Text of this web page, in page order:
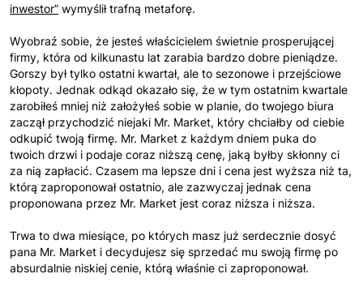
inwestor” wymyślił trafną metaforę.
Wyobraź sobie, że jesteś właścicielem świetnie prosperującej
firmy, która od kilkunastu lat zarabia bardzo dobre pieniądze.
Gorszy był tylko ostatni kwartał, ale to sezonowe i przejściowe
kłopoty. Jednak odkąd okazało się, że w tym ostatnim kwartale
zarobiłeś mniej niż założyłeś sobie w planie, do twojego biura
zaczął przychodzić niejaki Mr. Market, który chciałby od ciebie
odkupić twoją firmę. Mr. Market z każdym dniem puka do
twoich drzwi i podaje coraz niższą cenę, jaką byłby skłonny ci
za nią zapłacić. Czasem ma lepsze dni i cena jest wyższa niż ta,
którą zaproponował ostatnio, ale zazwyczaj jednak cena
proponowana przez Mr. Market jest coraz niższa i niższa.
Trwa to dwa miesiące, po których masz już serdecznie dosyć
pana Mr. Market i decydujesz się sprzedać mu swoją firmę po
absurdalnie niskiej cenie, którą właśnie ci zaproponował.